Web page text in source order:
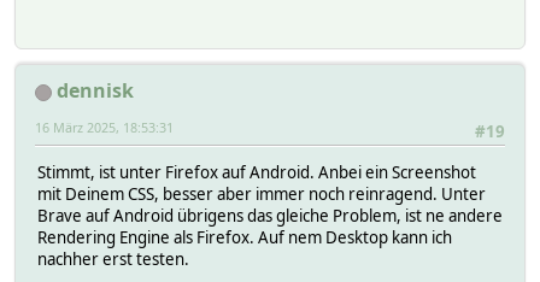
dennisk
#19
16 März 2025, 18:53:31
Stimmt, ist unter Firefox auf Android. Anbei ein Screenshot
mit Deinem CSS, besser aber immer noch reinragend. Unter
Brave auf Android übrigens das gleiche Problem, ist ne andere
Rendering Engine als Firefox. Auf nem Desktop kann ich
nachher erst testen.